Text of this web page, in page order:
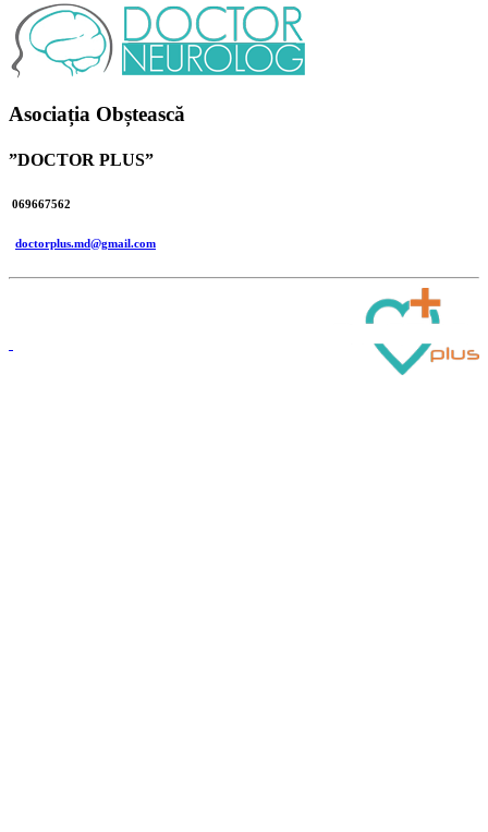
Asociația Obștească
”DOCTOR PLUS”
069667562
doctorplus.md@gmail.com